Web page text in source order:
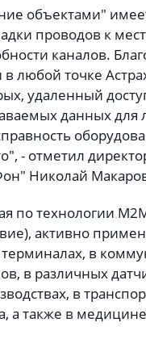
объектами"
проводов к
каналов.
любой точке
удаленный
данных для
- отметил
Николай
по технологии
активно
в
в различных
в
а также в